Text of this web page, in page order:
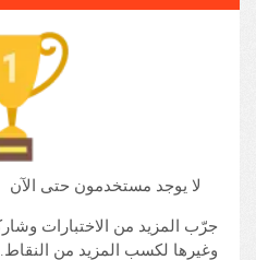
لا يوجد مستخدمون حتى الآن
وغيرها لكسب المزيد من النقاط.